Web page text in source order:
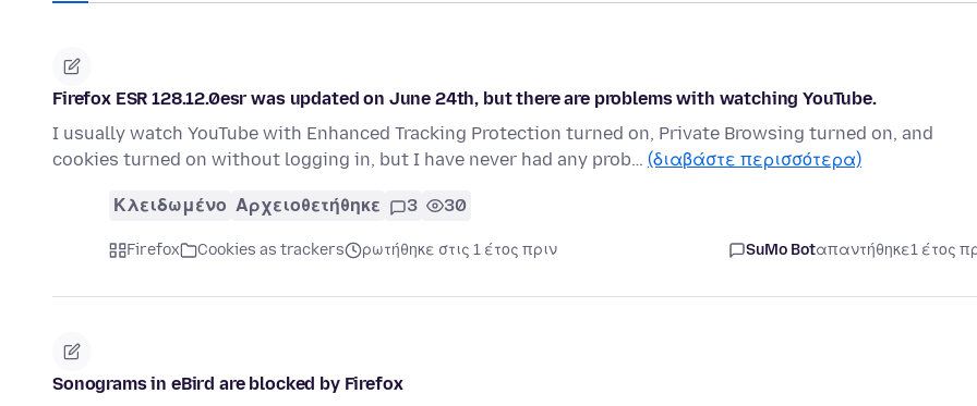
Firefox ESR 128.12.0esr was updated on June 24th, but there are problems with watching YouTube.
I usually watch YouTube with Enhanced Tracking Protection turned on, Private Browsing turned on, and
cookies turned on without logging in, but I have never had any prob… (διαβάστε περισσότερα)
Κλειδωμένο Αρχειοθετήθηκε 3 30
Firefox Cookies as trackers ρωτήθηκε στις 1 έτος πριν SuMo Botαπαντήθηκε1 έτος
Sonograms in eBird are blocked by Firefox